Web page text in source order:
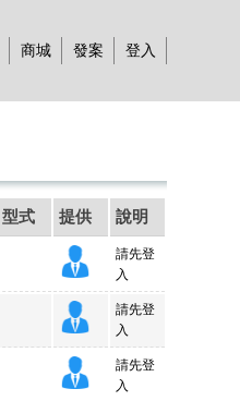
商城 發案 登入
型式 提供 說明
請先登
入
請先登
入
請先登
入